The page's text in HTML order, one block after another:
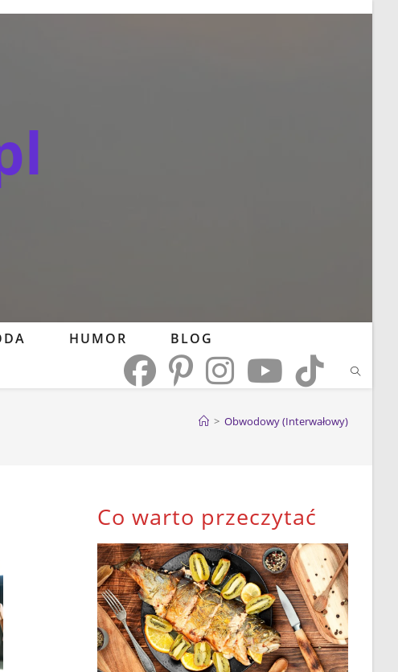
HUMOR BLOG
> Obwodowy (Interwałowy)
Co warto przeczytać